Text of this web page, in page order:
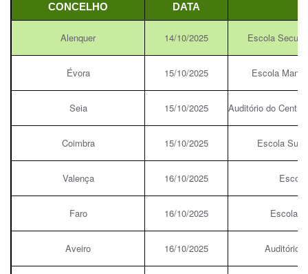
CONCELHO DATA
Alenquer 14/10/2025 Escola
Évora 15/10/2025 Escola
Seia 15/10/2025 Auditório do
Coimbra 15/10/2025 Escola
Valença 16/10/2025
Faro 16/10/2025 Escola
Aveiro 16/10/2025 Auditório